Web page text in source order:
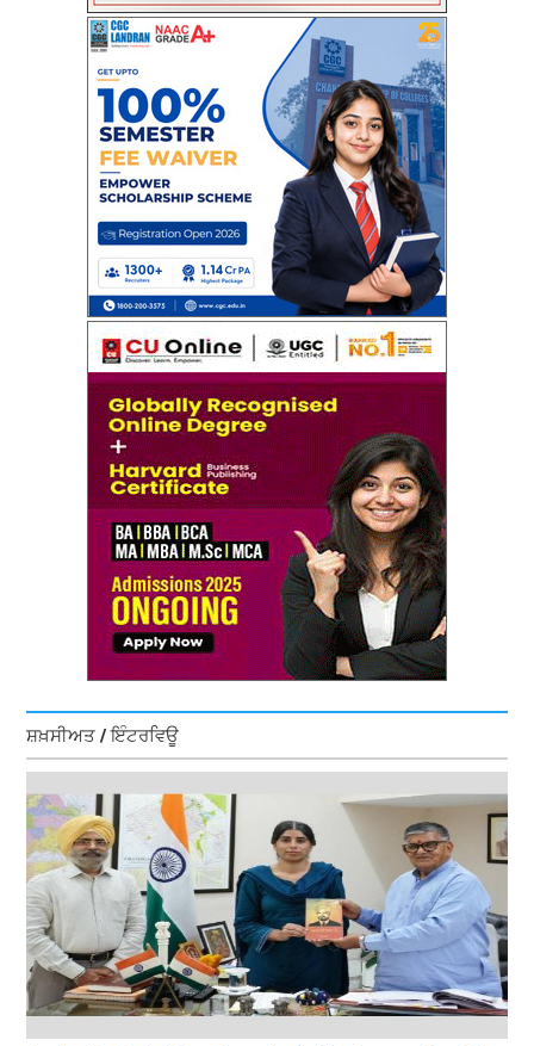
ਸ਼ਖ਼ਸੀਅਤ / ਇੰਟਰਵਿਊ